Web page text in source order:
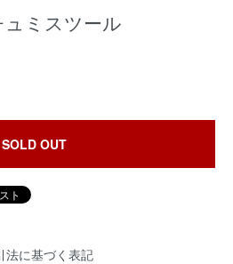
ュミスツール
SOLD OUT
法に基づく表記